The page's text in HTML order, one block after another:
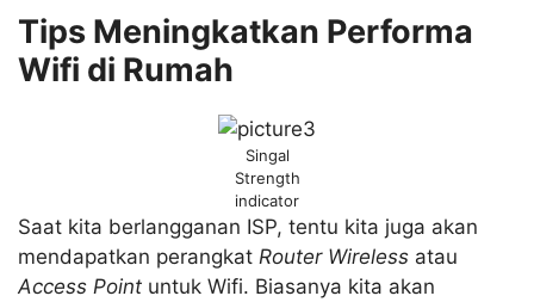
Tips Meningkatkan Performa
Wifi di Rumah
Singal
Strength
indicator
Saat kita berlangganan ISP, tentu kita juga akan
mendapatkan perangkat Router Wireless atau
Access Point untuk Wifi. Biasanya kita akan